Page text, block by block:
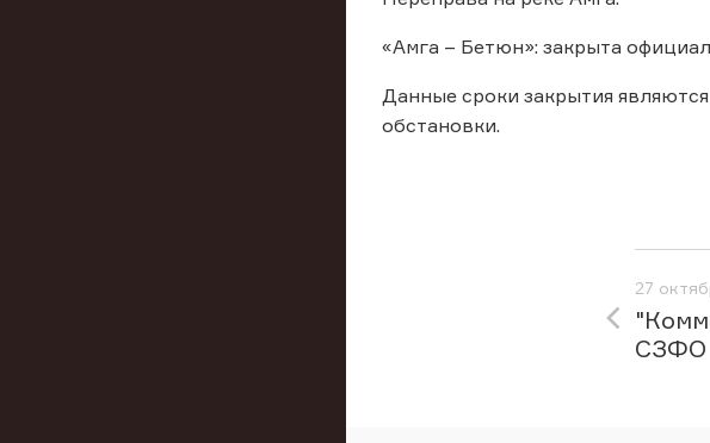
«Амга – Бетюн»: закрыта
Данные сроки закрытия
обстановки.
27
СЗФО